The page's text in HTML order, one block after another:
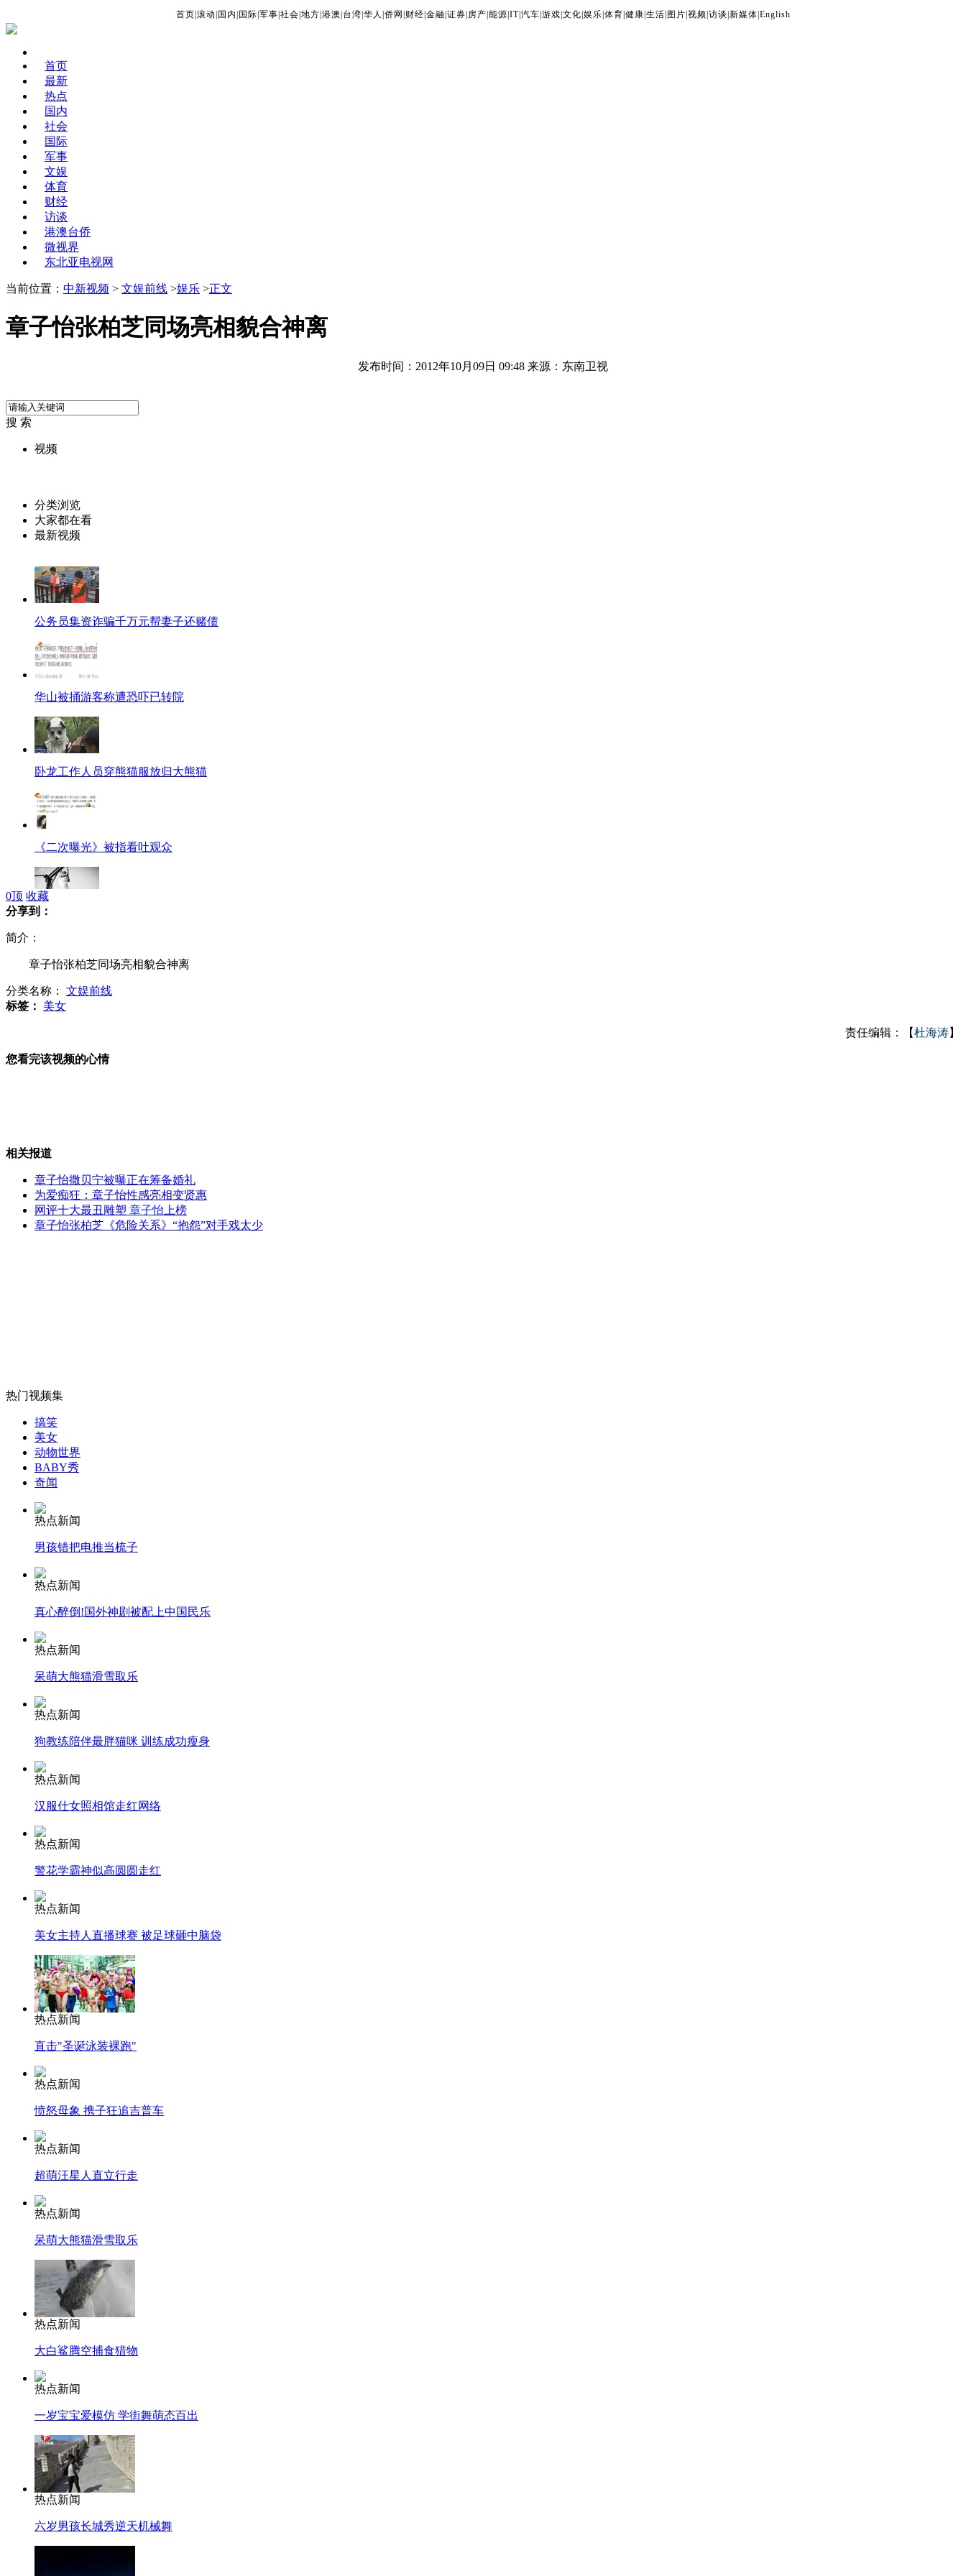
首页 滚动 国内 国际 军事 社会 地方 港澳 台湾 华人 侨网 财经 金融 证券 房产 能源 IT| 汽车 游戏 文化 娱乐 体育 健康 生活 图片 视频 访谈 新媒体 English
首页
最新
热点
国内
社会
国际
军事
文娱
体育
财经
访谈
港澳台侨
微视界
东北亚电视网
当前位置： 中新视频 > 文娱前线 >娱乐 >正文
章子怡张柏芝同场亮相貌合神离
发布时间：2012年10月09日 09:48 来源：东南卫视
搜 索
视频
分类浏览
大家都在看
最新视频
公务员集资诈骗千万元帮妻子还赌债
华山被捅游客称遭恐吓已转院
卧龙工作人员穿熊猫服放归大熊猫
《二次曝光》被指看吐观众
媒体剖析谢长廷大陆行:祭祖吃烤鸭冲淡敏感度
"越狱"猴抢游客iphone 遭训斥后狂砸
英日科学家分获2012诺贝尔医学奖
外交部：反对强权政治霸凌主义
外交部：有关国家言论片面不公正
安徽一实载49人客车翻车
消防员救轻生者 花炮节热闹非凡
司机酒驾遇交警 急速倒车逃窜
0顶 收藏
分享到：
简介：
章子怡张柏芝同场亮相貌合神离
分类名称： 文娱前线
标签：
美女
责任编辑：【杜海涛】
您看完该视频的心情
相关报道
章子怡撒贝宁被曝正在筹备婚礼
为爱痴狂：章子怡性感亮相变贤惠
网评十大最丑雕塑 章子怡 上榜
章子怡张柏芝《危险关系》“抱怨”对手戏太少
热门视频集
搞笑
美女
动物世界
BABY秀
奇闻
热点新闻
男孩错把电推当梳子
热点新闻
真心醉倒!国外神剧被配上中国民乐
热点新闻
呆萌大熊猫滑雪取乐
热点新闻
狗教练陪伴最胖猫咪 训练成功瘦身
热点新闻
汉服仕女照相馆走红网络
热点新闻
警花学霸神似高圆圆走红
热点新闻
美女主持人直播球赛 被足球砸中脑袋
热点新闻
直击"圣诞泳装裸跑"
热点新闻
愤怒母象 携子狂追吉普车
热点新闻
超萌汪星人直立行走
热点新闻
呆萌大熊猫滑雪取乐
热点新闻
大白鲨腾空捕食猎物
热点新闻
一岁宝宝爱模仿 学街舞萌态百出
热点新闻
六岁男孩长城秀逆天机械舞